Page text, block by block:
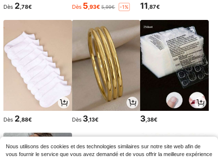
Dès 2 ,78€ Dès 5 ,93€ 5,99€ -1% 11 ,87€
Dès 2 ,88€ Dès 3,13€ 3 ,38€
Nous utilisons des cookies et des technologies similaires sur notre site web afin de
vous fournir le service que vous avez demandé et de vous offrir la meilleure expérience